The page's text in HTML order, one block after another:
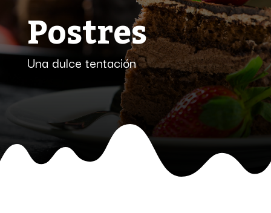
Postres
Una dulce tentación